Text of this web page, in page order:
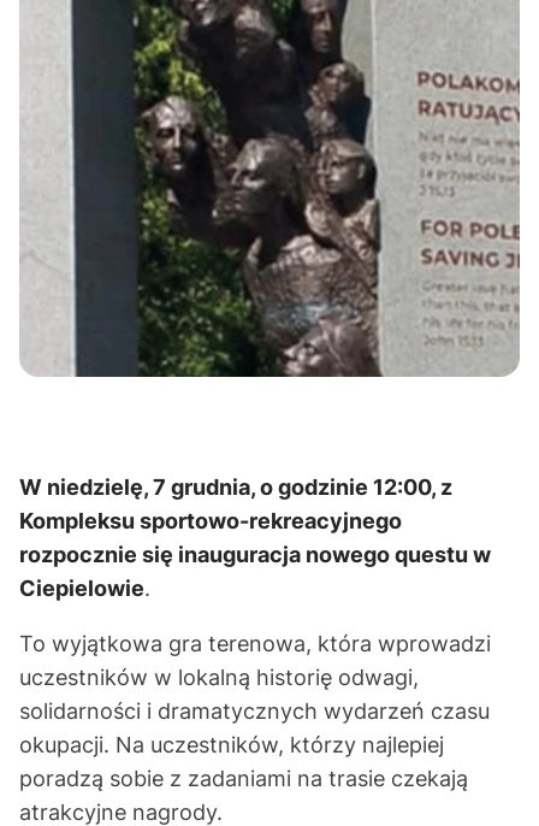
W niedzielę, 7 grudnia, o godzinie 12:00, z
Kompleksu sportowo-rekreacyjnego
rozpocznie się inauguracja nowego questu w
Ciepielowie.
To wyjątkowa gra terenowa, która wprowadzi
uczestników w lokalną historię odwagi,
solidarności i dramatycznych wydarzeń czasu
okupacji. Na uczestników, którzy najlepiej
poradzą sobie z zadaniami na trasie czekają
atrakcyjne nagrody.